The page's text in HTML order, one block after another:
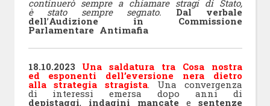
continuerò sempre a chiamare stragi di Stato,
è stato sempre segnato. Dal verbale
dell’Audizione in Commissione
Parlamentare Antimafia
18.10.2023 Una saldatura tra Cosa nostra
ed esponenti dell’eversione nera dietro
alla strategia stragista . Una convergenza
di interessi emersa dopo anni di
depistaggi, indagini mancate e sentenze